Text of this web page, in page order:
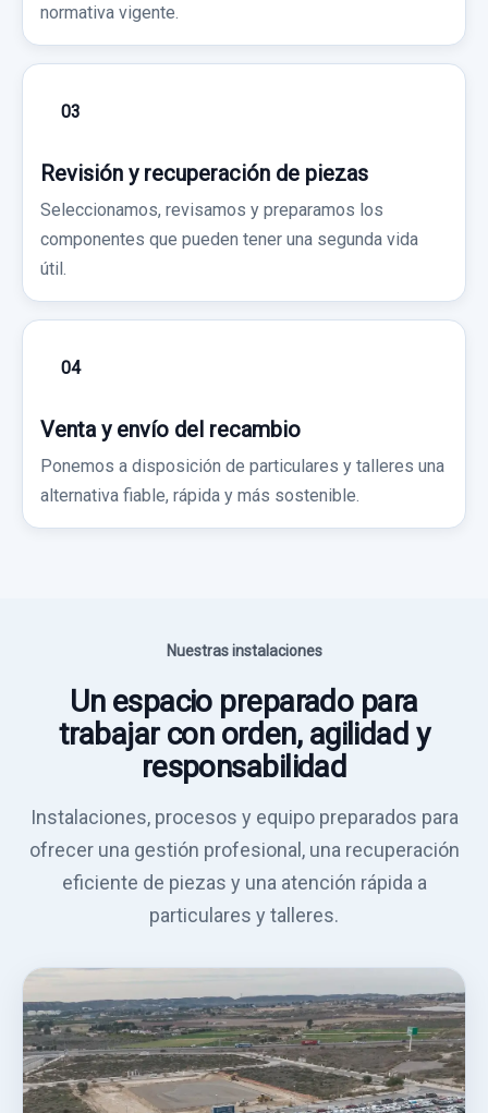
normativa vigente.
03
Revisión y recuperación de piezas
Seleccionamos, revisamos y preparamos los
componentes que pueden tener una segunda vida
útil.
04
Venta y envío del recambio
Ponemos a disposición de particulares y talleres una
alternativa fiable, rápida y más sostenible.
Nuestras instalaciones
Un espacio preparado para
trabajar con orden, agilidad y
responsabilidad
Instalaciones, procesos y equipo preparados para
ofrecer una gestión profesional, una recuperación
eficiente de piezas y una atención rápida a
particulares y talleres.